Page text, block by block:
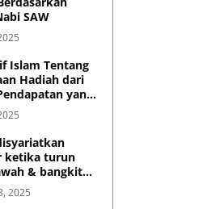
SAW
Islam Tentang
Hadiah dari
yang
ketika turun
& bangkit
tilawah yang
dalam shalat?
2025